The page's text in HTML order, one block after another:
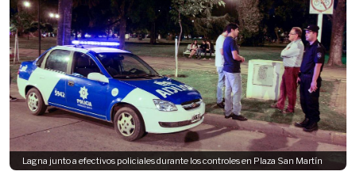
Lagna junto a efectivos policiales durante los controles en Plaza San Martín